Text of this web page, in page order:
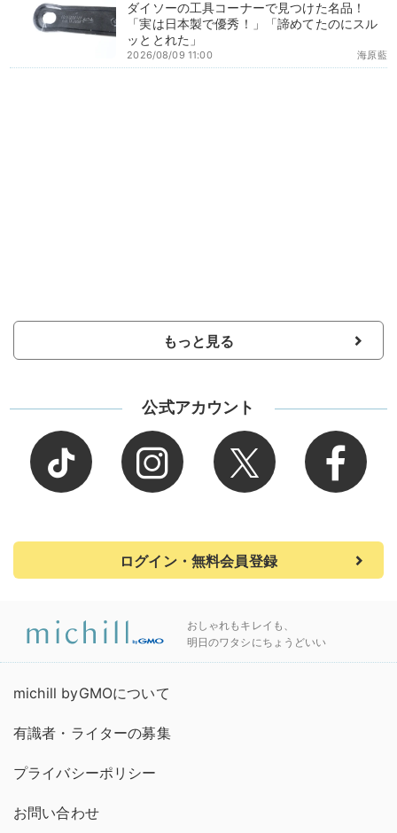
ダイソーの工具コーナーで見つけた名品！
「実は日本製で優秀！」「諦めてたのにスル
ッととれた」
海原藍
2026/08/09 11:00
もっと見る
公式アカウント
ログイン・無料会員登録
おしゃれもキレイも、
明日のワタシにちょうどいい
michill byGMOについて
有識者・ライターの募集
プライバシーポリシー
お問い合わせ